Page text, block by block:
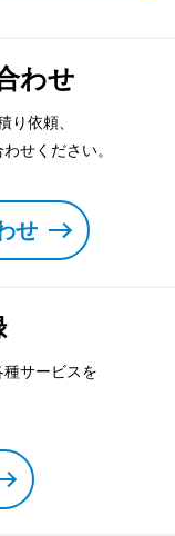
わせ
り依頼、
せください。
せ
サービスを